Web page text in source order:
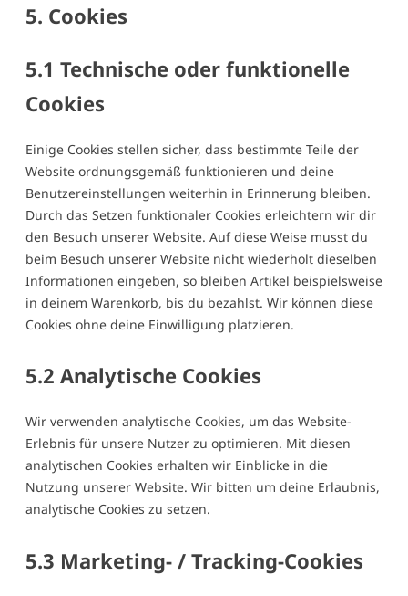
5. Cookies
5.1 Technische oder funktionelle
Cookies
Einige Cookies stellen sicher, dass bestimmte Teile der
Website ordnungsgemäß funktionieren und deine
Benutzereinstellungen weiterhin in Erinnerung bleiben.
Durch das Setzen funktionaler Cookies erleichtern wir dir
den Besuch unserer Website. Auf diese Weise musst du
beim Besuch unserer Website nicht wiederholt dieselben
Informationen eingeben, so bleiben Artikel beispielsweise
in deinem Warenkorb, bis du bezahlst. Wir können diese
Cookies ohne deine Einwilligung platzieren.
5.2 Analytische Cookies
Wir verwenden analytische Cookies, um das Website-
Erlebnis für unsere Nutzer zu optimieren. Mit diesen
analytischen Cookies erhalten wir Einblicke in die
Nutzung unserer Website. Wir bitten um deine Erlaubnis,
analytische Cookies zu setzen.
5.3 Marketing- / Tracking-Cookies